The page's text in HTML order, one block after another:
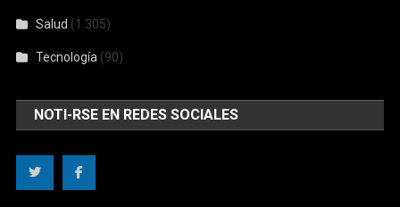
Salud (1.305)
Tecnología (90)
NOTI-RSE EN REDES SOCIALES